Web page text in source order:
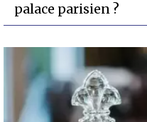
palace parisien ?